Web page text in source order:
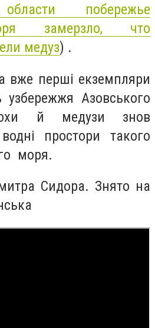
побережье
замерзло, что
медуз) .
вже перші екземпляри
узбережжя Азовського
й медузи знов
простори такого
моря.
Сидора. Знято на